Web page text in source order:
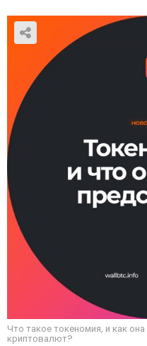
Что такое токеномия, и как
криптовалют?